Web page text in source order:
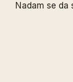
Nadam se da